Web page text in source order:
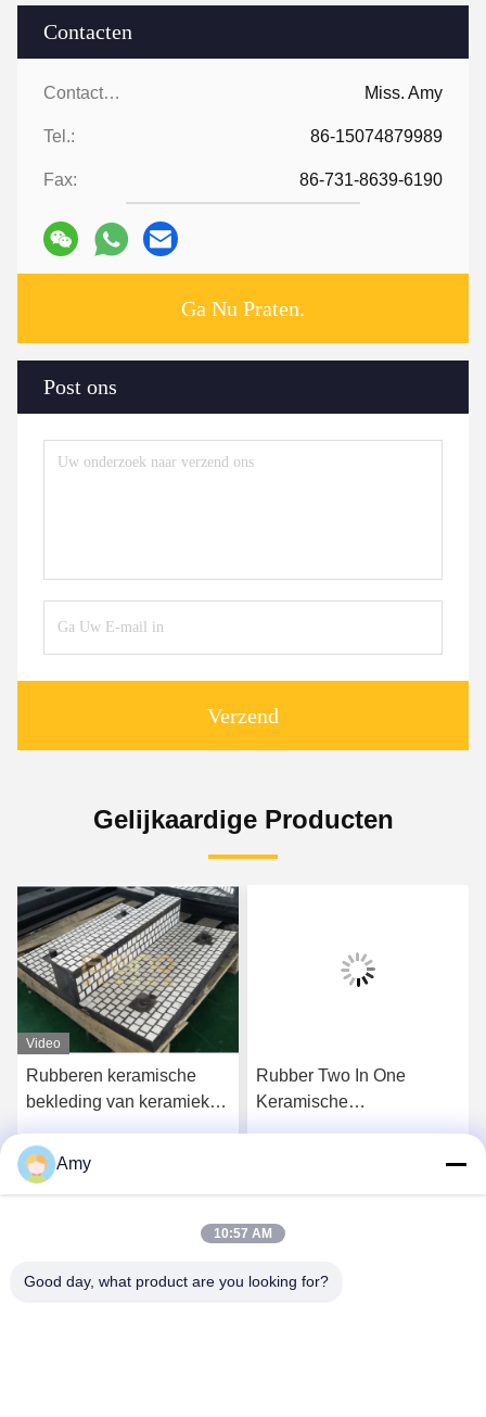
Contacten
Contacten: Miss. Amy
Tel.: 86-15074879989
Fax: 86-731-8639-6190
Ga Nu Praten.
Post ons
Verzend
Gelijkaardige Producten
Video
Rubberen keramische
bekleding van keramiek
met stalen plaat
Rubber Two In One
Keramische
Amy
10:57 AM
Good day, what product are you looking for?